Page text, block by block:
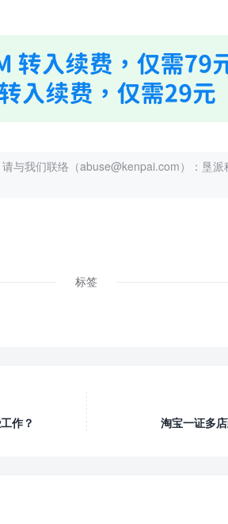
与我们联络（abuse@kenpai.com）： 垦派
标签
作？
淘宝一证多